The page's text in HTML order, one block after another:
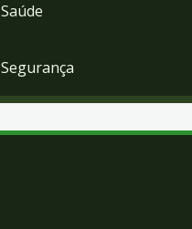
Saúde
Segurança